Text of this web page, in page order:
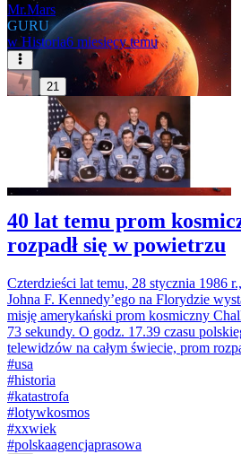
Mr.Mars
GURU
w Historia6 miesięcy temu
21
40 lat temu prom
rozpadł się w powietrzu
Czterdzieści lat temu, 28 stycznia 1986
Johna F. Kennedy’ego na Florydzie
misję amerykański prom kosmiczny
73 sekundy. O godz. 17.39 czasu
telewidzów na całym świecie, prom
#usa
#historia
#katastrofa
#lotywkosmos
#xxwiek
#polskaagencjaprasowa